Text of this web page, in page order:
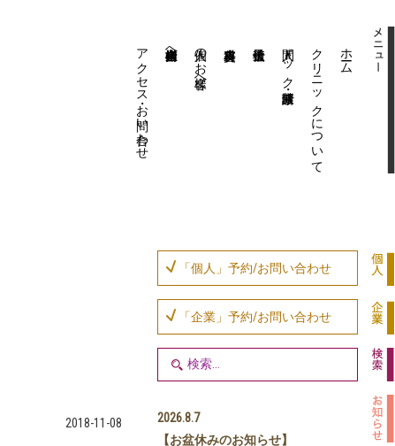
アクセス・お問い合わせ 企業内担当者様へ 個人のお客様へ 人間ドック・健康診断 クリニックについて ホーム
2018-11-08
「個人」予約/お問い合わせ
「企業」予約/お問い合わせ
2026.8.7
【お盆休みのお知らせ】